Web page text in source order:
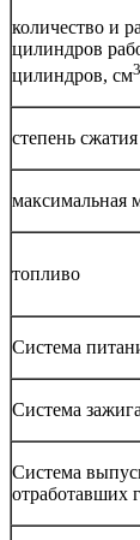
количество и
цилиндров
цилиндров, см3
степень сжатия
максимальная
топливо
Система
Система
Система
отработавших